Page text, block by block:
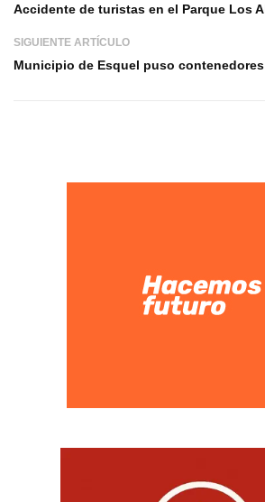
Accidente de turistas en el Parque Los
SIGUIENTE ARTÍCULO
Municipio de Esquel puso